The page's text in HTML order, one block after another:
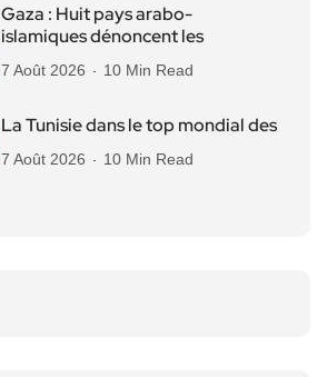
Gaza : Huit pays arabo-
islamiques dénoncent les
7 Août 2026 10 Min Read
La Tunisie dans le top mondial des
7 Août 2026 10 Min Read